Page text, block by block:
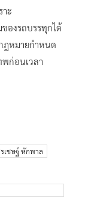
ะ
องรถบรรทุกได้
ฎหมายกำหนด
ก่อนเวลา
เชษฐ์ หักพาล